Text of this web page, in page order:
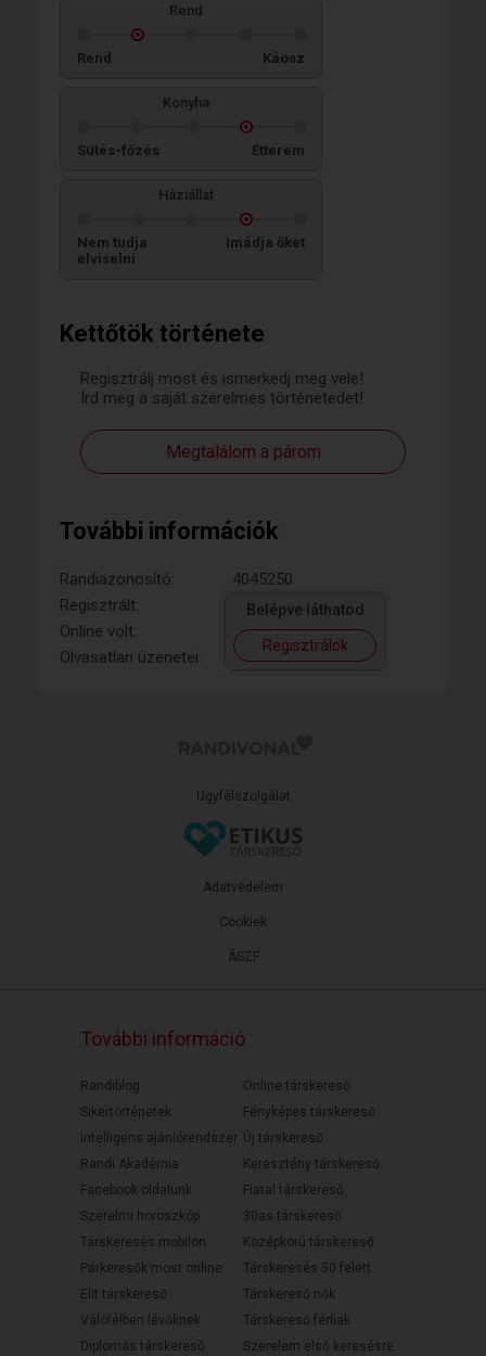
Kettőtök története
Regisztrálj most és ismerkedj meg vele!
Írd meg a saját szerelmes történetedet!
Megtalálom a párom
További információk
Randiazonosító:
4045250
Regisztrált:
Online volt:
Olvasatlan üzenetei:
Belépve láthatod
Regisztrálok
Rend
Rend Káosz
Konyha
Sütés-főzés Étterem
Háziállat
Nem tudja
elviselni
Imádja őket
Ügyfélszolgálat
ÁSZF
Adatvédelem
Cookiek
További információ
Randiblog
Sikertörténetek
Intelligens ajánlórendszer
Randi Akadémia
Facebook oldalunk
Szerelmi horoszkóp
Társkeresés mobilon
Párkeresők most online
Elit társkereső
Válófélben lévőknek
Diplomás társkereső
Online társkereső
Fényképes társkereső
Új társkereső
Keresztény társkereső
Fiatal társkereső
30as társkereső
Középkorú társkereső
Társkeresés 50 felett
Társkereső nők
Társkereső férfiak
Szerelem első keresésre